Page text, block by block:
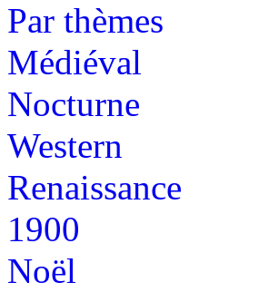
Par thèmes
Médiéval
Nocturne
Western
Renaissance
1900
Noël